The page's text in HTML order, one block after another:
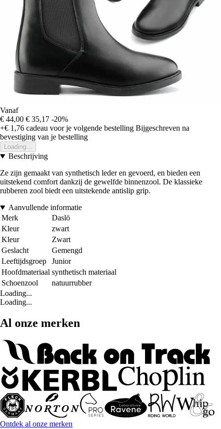
Vanaf
€ 44,00 € 35,17 -20%
+€ 1,76 cadeau voor je volgende bestelling Bijgeschreven na
bevestiging van je bestelling
Loading...
Beschrijving
Ze zijn gemaakt van synthetisch leder en gevoerd, en bieden een
uitstekend comfort dankzij de gewelfde binnenzool. De klassieke
rubberen zool biedt een uitstekende antislip grip.
Aanvullende informatie
Merk
Daslö
Kleur
zwart
Kleur
Zwart
Geslacht
Gemengd
Leeftijdsgroep
Junior
Hoofdmateriaal synthetisch materiaal
Schoenzool
natuurrubber
Loading...
Loading...
Al onze merken
Ontdek al onze merken